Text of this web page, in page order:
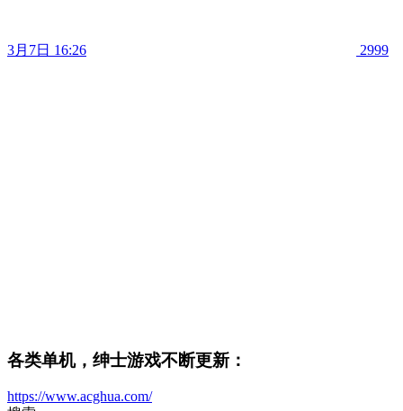
3月7日 16:26 2999
各类单机，绅士游戏不断更新：
https://www.acghua.com/